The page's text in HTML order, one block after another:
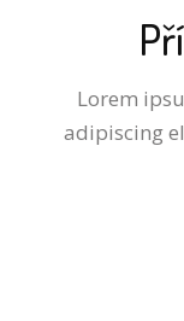
Lorem
adipiscing